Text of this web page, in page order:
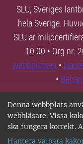
Denna webbplats
webbläsare. Vissa
ska fungera korrekt.
Hantera valbara
SLU, Sveriges
hela Sverige.
SLU är
10 00 • Org nr:
webbplatsen •
•